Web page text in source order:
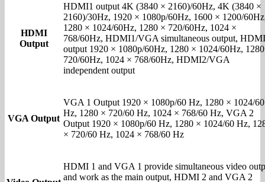
HDMI
Output
HDMI1 output 4K (3840 × 2160)/60Hz, 4K (3840 ×
2160)/30Hz, 1920 × 1080p/60Hz, 1600 × 1200/
1280 × 1024/60Hz, 1280 × 720/60Hz, 1024 ×
768/60Hz, HDMI1/VGA simultaneous output,
output 1920 × 1080p/60Hz, 1280 × 1024/60Hz,
720/60Hz, 1024 × 768/60Hz, HDMI2/VGA
independent output
VGA Output
VGA 1 Output 1920 × 1080p/60 Hz, 1280 × 1024/60
Hz, 1280 × 720/60 Hz, 1024 × 768/60 Hz, VGA 2
Output 1920 × 1080p/60 Hz, 1280 × 1024/60 Hz,
× 720/60 Hz, 1024 × 768/60 Hz
HDMI 1 and VGA 1 provide simultaneous video
and work as the main output, HDMI 2 and VGA 2